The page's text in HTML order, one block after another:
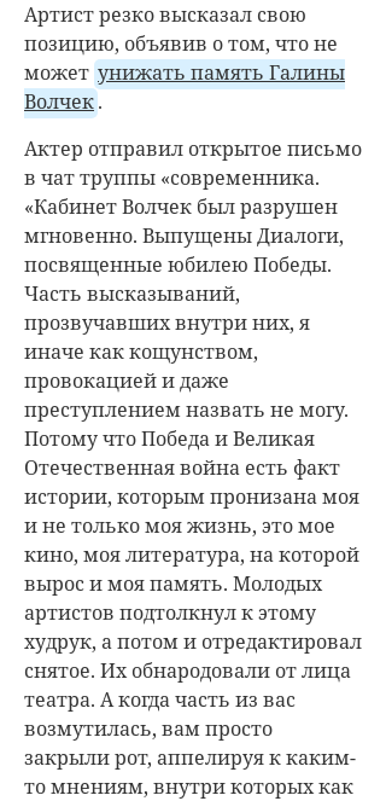
Артист резко высказал свою
позицию, объявив о том, что не
может унижать память Галины
Волчек.
Актер отправил открытое письмо
в чат труппы «современника.
«Кабинет Волчек был разрушен
мгновенно. Выпущены Диалоги,
посвященные юбилею Победы.
Часть высказываний,
прозвучавших внутри них, я
иначе как кощунством,
провокацией и даже
преступлением назвать не могу.
Потому что Победа и Великая
Отечественная война есть факт
истории, которым пронизана моя
и не только моя жизнь, это мое
кино, моя литература, на которой
вырос и моя память. Молодых
артистов подтолкнул к этому
худрук, а потом и отредактировал
снятое. Их обнародовали от лица
театра. А когда часть из вас
возмутилась, вам просто
закрыли рот, аппелируя к каким-
то мнениям, внутри которых как